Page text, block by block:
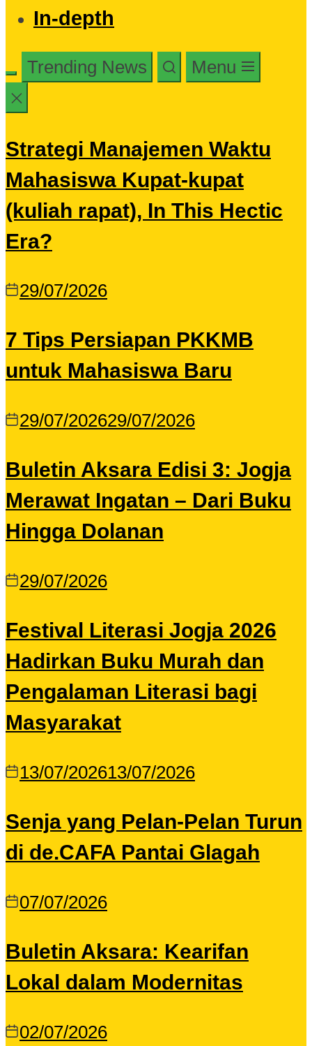
In-depth
Trending News Menu
Strategi Manajemen Waktu
Mahasiswa Kupat-kupat
(kuliah rapat), In This Hectic
Era?
29/07/2026
7 Tips Persiapan PKKMB
untuk Mahasiswa Baru
29/07/202629/07/2026
Buletin Aksara Edisi 3: Jogja
Merawat Ingatan – Dari Buku
Hingga Dolanan
29/07/2026
Festival Literasi Jogja 2026
Hadirkan Buku Murah dan
Pengalaman Literasi bagi
Masyarakat
13/07/202613/07/2026
Senja yang Pelan-Pelan Turun
di de.CAFA Pantai Glagah
07/07/2026
Buletin Aksara: Kearifan
Lokal dalam Modernitas
02/07/2026